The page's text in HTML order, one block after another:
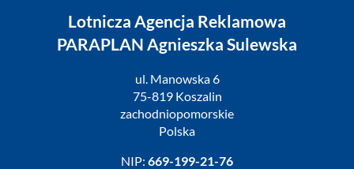
Lotnicza Agencja Reklamowa
PARAPLAN Agnieszka Sulewska
ul. Manowska 6
75-819 Koszalin
zachodniopomorskie
Polska
NIP: 669-199-21-76